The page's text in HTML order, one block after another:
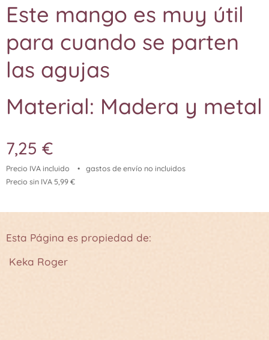
Este mango es muy útil
para cuando se parten
las agujas
Material: Madera y metal
7,25 €
Precio IVA incluido
gastos de envío no incluidos
Precio sin IVA 5,99 €
Esta Página es propiedad de:
Keka Roger